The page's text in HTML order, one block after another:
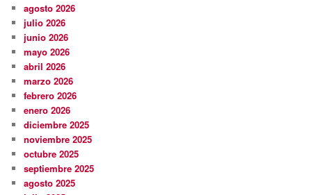
agosto 2026
julio 2026
junio 2026
mayo 2026
abril 2026
marzo 2026
febrero 2026
enero 2026
diciembre 2025
noviembre 2025
octubre 2025
septiembre 2025
agosto 2025